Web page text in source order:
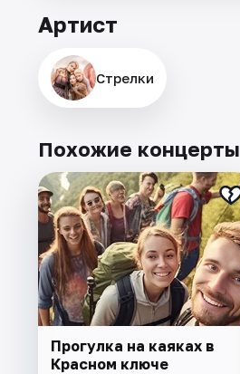
Артист
Стрелки
Похожие концерты
Прогулка на каяках в
Красном ключе